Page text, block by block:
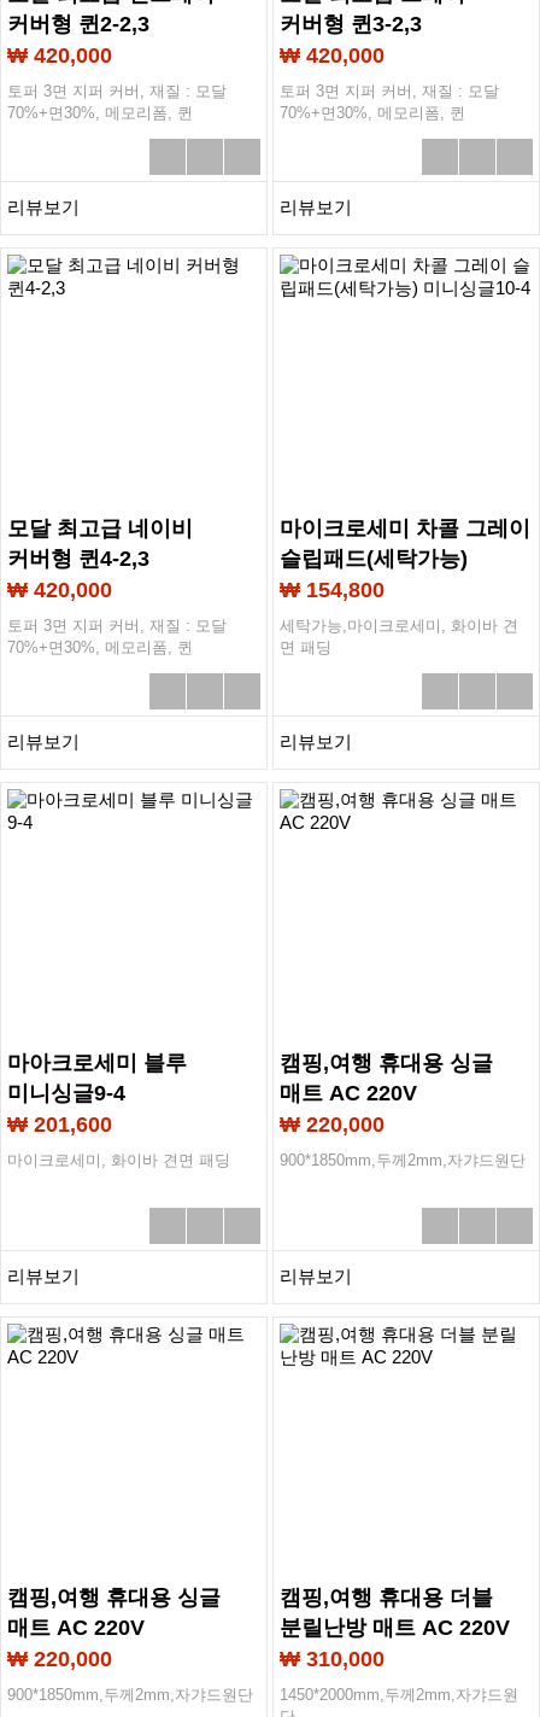
커버형 퀸2-2,3
₩ 420,000
토퍼 3면 지퍼 커버, 재질 : 모달
70%+면30%, 메모리폼, 퀸
리뷰보기
커버형 퀸3-2,3
₩ 420,000
토퍼 3면 지퍼 커버, 재질 : 모달
70%+면30%, 메모리폼, 퀸
리뷰보기
모달 최고급 네이비
커버형 퀸4-2,3
₩ 420,000
토퍼 3면 지퍼 커버, 재질 : 모달
70%+면30%, 메모리폼, 퀸
리뷰보기
마이크로세미 차콜 그레이
슬립패드(세탁가능)
미니싱글10-4
₩ 154,800
세탁가능,마이크로세미, 화이바 견
면 패딩
리뷰보기
마아크로세미 블루
미니싱글9-4
₩ 201,600
마이크로세미, 화이바 견면 패딩
리뷰보기
캠핑,여행 휴대용 싱글
매트 AC 220V
₩ 220,000
900*1850mm,두께2mm,자갸드원단
리뷰보기
캠핑,여행 휴대용 싱글
매트 AC 220V
₩ 220,000
900*1850mm,두께2mm,자갸드원단
캠핑,여행 휴대용 더블
분릴난방 매트 AC 220V
₩ 310,000
1450*2000mm,두께2mm,자갸드원